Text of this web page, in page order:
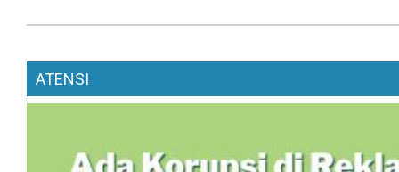
ATENSI